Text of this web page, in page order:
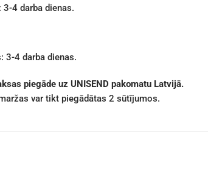
4 darba dienas.
3-4 darba dienas.
piegāde uz UNISEND pakomatu Latvijā.
var tikt piegādātas 2 sūtījumos.